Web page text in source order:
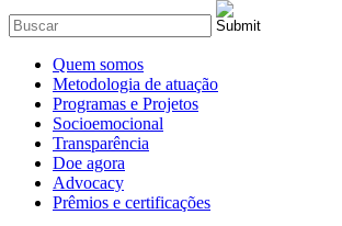
Quem somos
Metodologia de atuação
Programas e Projetos
Socioemocional
Transparência
Doe agora
Advocacy
Prêmios e certificações